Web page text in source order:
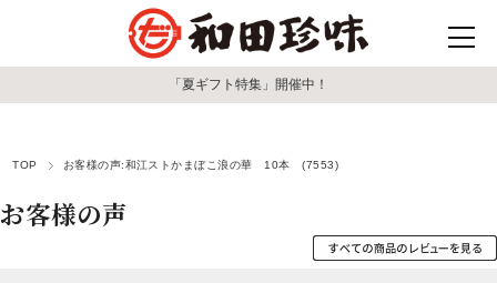
「夏ギフト特集」開催中！
TOP お客様の声:和江ストかまぼこ浪の華 10本 (7553)
お客様の声